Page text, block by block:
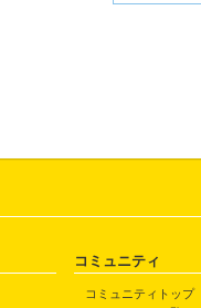
コミュニティ
コミュニティトップ